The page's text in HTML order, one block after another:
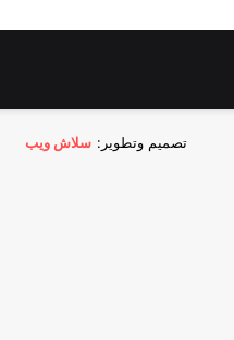
تصميم وتطوير: سلاش ويب